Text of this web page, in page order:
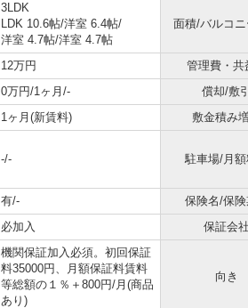
3LDK
LDK 10.6帖/洋室 6.4帖/
洋室 4.7帖/洋室 4.7帖
面積/バルコ
12万円
管理費・共
0万円/1ヶ月/-
償却/敷
1ヶ月(新賃料) 敷金積み
-/- 駐車場/月
有/-
保険名/保
必加入 保証会
機関保証加入必須。初回保証
料35000円、月額保証料賃料
等総額の１％＋800円/月(商品
あり)
向き